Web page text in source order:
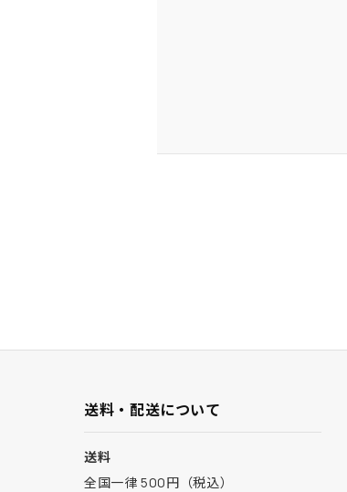
送料・配送について
送料
全国一律 500円（税込）